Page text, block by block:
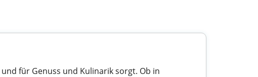
für Genuss und Kulinarik sorgt. Ob in